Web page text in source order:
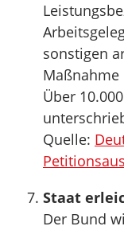
sonstigen
Über
Quelle:
Staat
Der Bund